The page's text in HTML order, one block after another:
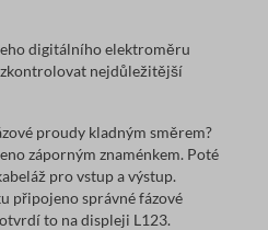
digitálního elektroměru
nejdůležitější
proudy kladným směrem?
záporným znaménkem. Poté
pro vstup a výstup.
připojeno správné fázové
to na displeji L123.